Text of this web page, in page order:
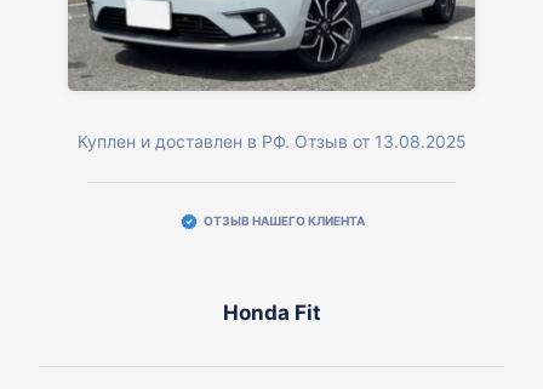
Куплен и доставлен в РФ. Отзыв от 13.08.2025
ОТЗЫВ НАШЕГО КЛИЕНТА
Honda Fit